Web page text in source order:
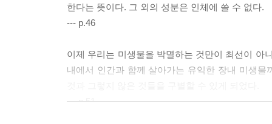
한다는 뜻이다. 그 외의 성분은 인체에 쓸 수 없다.
--- p.46
이제 우리는 미생물을 박멸하는 것만이 최선이 아
내에서 인간과 함께 살아가는 유익한 장내 미생
--- p.51